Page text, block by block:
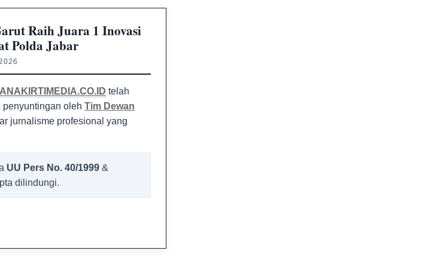
Raih Juara 1 Inovasi
Polda Jabar
telah
penyuntingan oleh Tim Dewan
jurnalisme profesional yang
UU Pers No. 40/1999 &
dilindungi.